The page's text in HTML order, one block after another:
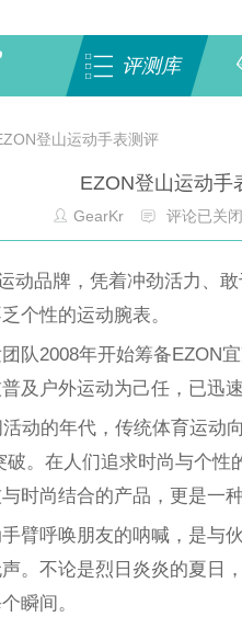
评测库
登山运动手表测评
EZON登山运动手
GearKr 评论已关闭
动品牌，凭着冲劲活力、
个性的运动腕表。
队2008年开始筹备EZON
及户外运动为己任，已迅
动的年代，传统体育运动
。在人们追求时尚与个
时尚结合的产品，更是一
臂呼唤朋友的呐喊，是与
。不论是烈日炎炎的夏日
瞬间。